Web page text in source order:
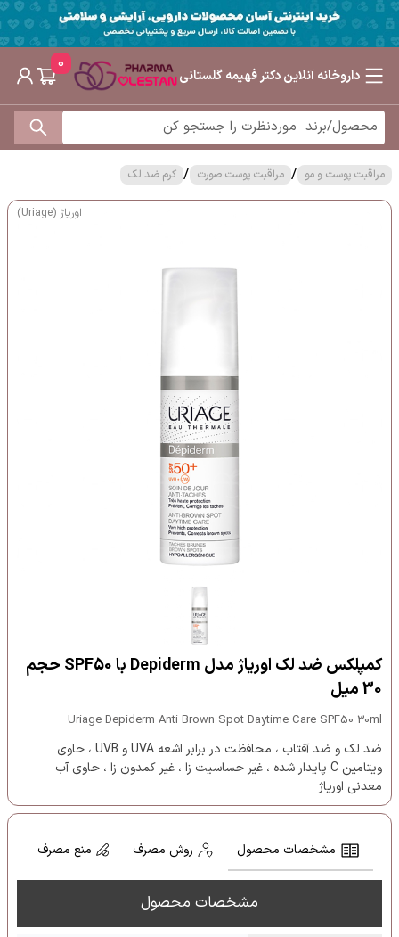
داروخانه آنلاین دکتر فهیمه گلستانی
0
مراقبت پوست و مو / مراقبت پوست صورت / کرم ضد لک
اوریاژ (Uriage)
کمپلکس ضد لک اوریاژ مدل Depiderm با SPF50 حجم
30 میل
Uriage Depiderm Anti Brown Spot Daytime Care SPF50 30ml
ضد لک و ضد آفتاب ، محافظت در برابر اشعه UVA و UVB ، حاوی
ویتامین C پایدار شده ، غیر حساسیت زا ، غیر کمدون زا ، حاوی آب
معدنی اوریاژ
مشخصات محصول روش مصرف منع مصرف
مشخصات محصول